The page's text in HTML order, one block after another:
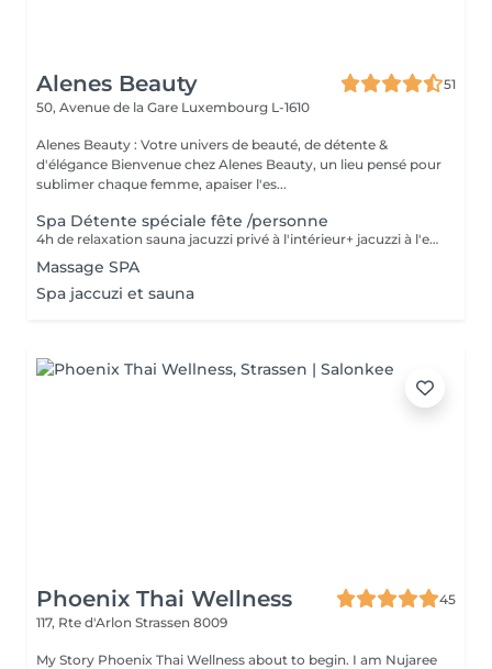
Alenes Beauty
51
50, Avenue de la Gare Luxembourg L-1610
Alenes Beauty : Votre univers de beauté, de détente &
d'élégance Bienvenue chez Alenes Beauty, un lieu pensé pour
sublimer chaque femme, apaiser l'es...
Spa Détente spéciale fête /personne
4h de relaxation sauna jacuzzi privé à l'intérieur+ jacuzzi à l'extérieur +terrasse avec brasero+ gommage corps + massage relaxant + repas (max 10 pers.) prix par pers. Spécial pour anniversaire, enterrement de vie de jeunes filles, familial ex...
Massage SPA
Spa jaccuzi et sauna
Phoenix Thai Wellness
45
117, Rte d'Arlon Strassen 8009
My Story Phoenix Thai Wellness about to begin. I am Nujaree